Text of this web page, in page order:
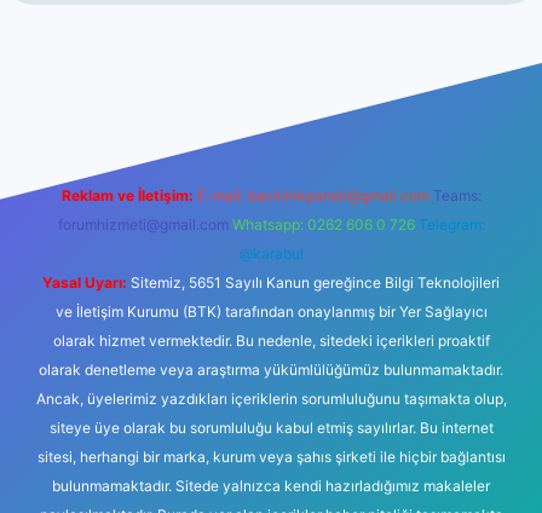
Reklam ve İletişim: E-mail: backlinkpaneli@gmail.com Teams:
forumhizmeti@gmail.com Whatsapp: 0262 606 0 726 Telegram:
@karabul
Yasal Uyarı: Sitemiz, 5651 Sayılı Kanun gereğince Bilgi Teknolojileri
ve İletişim Kurumu (BTK) tarafından onaylanmış bir Yer Sağlayıcı
olarak hizmet vermektedir. Bu nedenle, sitedeki içerikleri proaktif
olarak denetleme veya araştırma yükümlülüğümüz bulunmamaktadır.
Ancak, üyelerimiz yazdıkları içeriklerin sorumluluğunu taşımakta olup,
siteye üye olarak bu sorumluluğu kabul etmiş sayılırlar. Bu internet
sitesi, herhangi bir marka, kurum veya şahıs şirketi ile hiçbir bağlantısı
bulunmamaktadır. Sitede yalnızca kendi hazırladığımız makaleler